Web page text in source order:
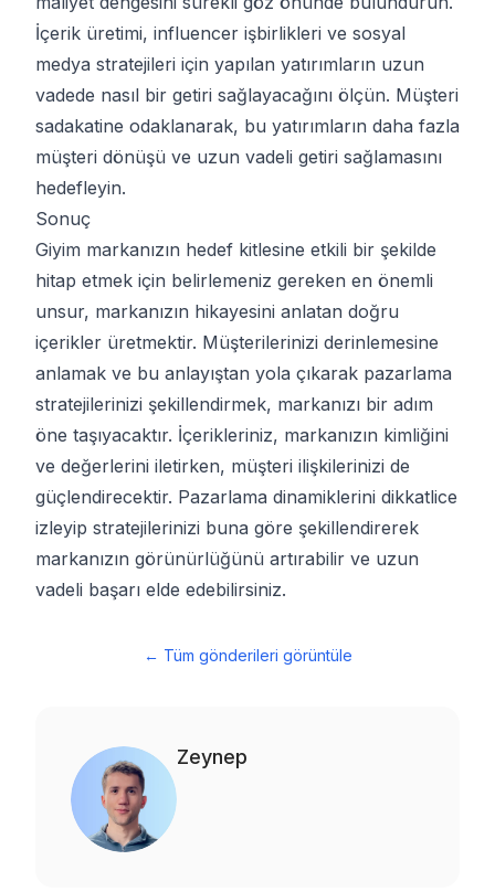
İçerik üretimi, influencer işbirlikleri ve sosyal
medya stratejileri için yapılan yatırımların uzun
vadede nasıl bir getiri sağlayacağını ölçün. Müşteri
sadakatine odaklanarak, bu yatırımların daha fazla
müşteri dönüşü ve uzun vadeli getiri sağlamasını
hedefleyin.
Sonuç
Giyim markanızın hedef kitlesine etkili bir şekilde
hitap etmek için belirlemeniz gereken en önemli
unsur, markanızın hikayesini anlatan doğru
içerikler üretmektir. Müşterilerinizi derinlemesine
anlamak ve bu anlayıştan yola çıkarak pazarlama
stratejilerinizi şekillendirmek, markanızı bir adım
öne taşıyacaktır. İçerikleriniz, markanızın kimliğini
ve değerlerini iletirken, müşteri ilişkilerinizi de
güçlendirecektir. Pazarlama dinamiklerini dikkatlice
izleyip stratejilerinizi buna göre şekillendirerek
markanızın görünürlüğünü artırabilir ve uzun
vadeli başarı elde edebilirsiniz.
← Tüm gönderileri görüntüle
Zeynep